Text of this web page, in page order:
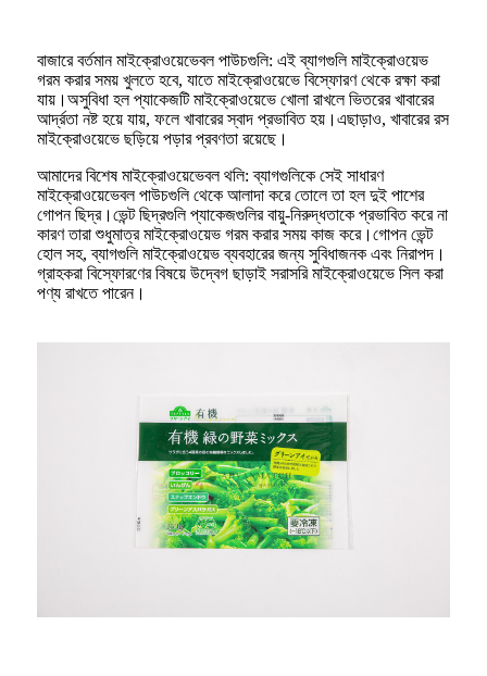
বাজারে বর্তমান মাইক্রোওয়েভেবল পাউচগুলি: এই ব্যাগগুলি মাইক্রোওয়েভ
গরম করার সময় খুলতে হবে, যাতে মাইক্রোওয়েভে বিস্ফোরণ থেকে রক্ষা করা
যায়।অসুবিধা হল প্যাকেজটি মাইক্রোওয়েভে খোলা রাখলে ভিতরের খাবারের
আর্দ্রতা নষ্ট হয়ে যায়, ফলে খাবারের স্বাদ প্রভাবিত হয়।এছাড়াও, খাবারের রস
মাইক্রোওয়েভে ছড়িয়ে পড়ার প্রবণতা রয়েছে।
আমাদের বিশেষ মাইক্রোওয়েভেবল থলি: ব্যাগগুলিকে সেই সাধারণ
মাইক্রোওয়েভেবল পাউচগুলি থেকে আলাদা করে তোলে তা হল দুই পাশের
গোপন ছিদ্র।ভেন্ট ছিদ্রগুলি প্যাকেজগুলির বায়ু-নিরুদ্ধতাকে প্রভাবিত করে না
কারণ তারা শুধুমাত্র মাইক্রোওয়েভ গরম করার সময় কাজ করে।গোপন ভেন্ট
হোল সহ, ব্যাগগুলি মাইক্রোওয়েভ ব্যবহারের জন্য সুবিধাজনক এবং নিরাপদ।
গ্রাহকরা বিস্ফোরণের বিষয়ে উদ্বেগ ছাড়াই সরাসরি মাইক্রোওয়েভে সিল করা
পণ্য রাখতে পারেন।